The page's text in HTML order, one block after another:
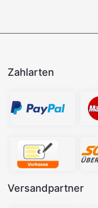
Zahlarten
Versandpartner